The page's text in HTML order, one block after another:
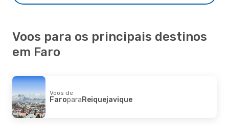
Voos para os principais destinos
em Faro
Voos de
FaroparaReiquejavique